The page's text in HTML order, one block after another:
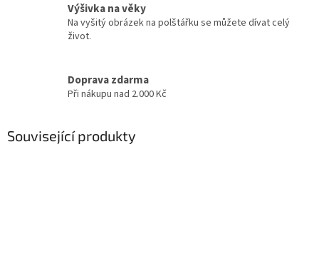
Výšivka na věky
Na vyšitý obrázek na polštářku se můžete dívat celý
život.
Doprava zdarma
Při nákupu nad 2.000 Kč
Související produkty